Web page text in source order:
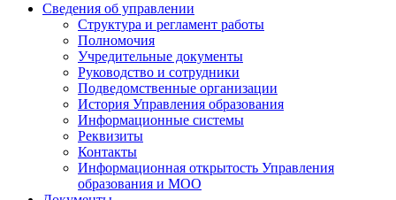
Сведения об управлении
Структура и регламент работы
Полномочия
Учредительные документы
Руководство и сотрудники
Подведомственные организации
История Управления образования
Информационные системы
Реквизиты
Контакты
Информационная открытость Управления
образования и МОО